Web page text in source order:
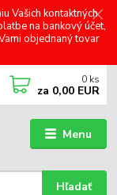
Vašich kontaktných
na bankový účet,
objednaný tovar
Menu
Hľadať
0 ks
za 0,00 EUR